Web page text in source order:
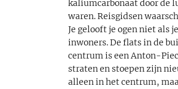
kaliumcarbonaat door de
waren. Reisgidsen
Je gelooft je ogen niet als
inwoners. De flats in de
centrum is een Anton-
straten en stoepen zijn
alleen in het centrum,